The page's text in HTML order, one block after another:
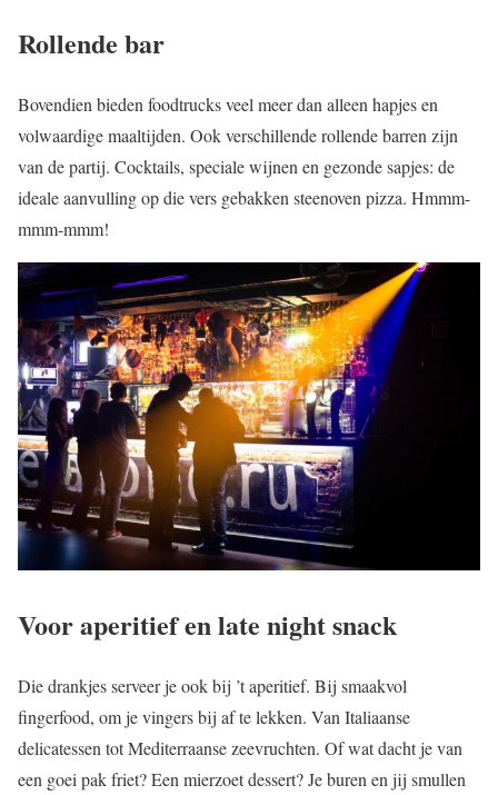
Rollende bar
Bovendien bieden foodtrucks veel meer dan alleen hapjes en
volwaardige maaltijden. Ook verschillende rollende barren zijn
van de partij. Cocktails, speciale wijnen en gezonde sapjes: de
ideale aanvulling op die vers gebakken steenoven pizza. Hmmm-
mmm-mmm!
Voor aperitief en late night snack
Die drankjes serveer je ook bij ’t aperitief. Bij smaakvol
fingerfood, om je vingers bij af te lekken. Van Italiaanse
delicatessen tot Mediterraanse zeevruchten. Of wat dacht je van
een goei pak friet? Een mierzoet dessert? Je buren en jij smullen